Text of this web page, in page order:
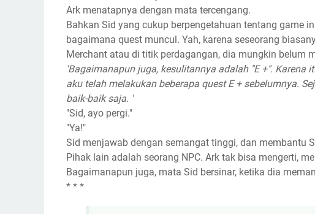
Ark menatapnya dengan mata tercengang.
Bahkan Sid yang cukup berpengetahuan tentang game
bagaimana quest muncul. Yah, karena seseorang
Merchant atau di titik perdagangan, dia mungkin belum
'Bagaimanapun juga, kesulitannya adalah "E +".
aku telah melakukan beberapa quest E + sebelumnya.
baik-baik saja. '
"Sid, ayo pergi."
"Ya!"
Sid menjawab dengan semangat tinggi, dan membantu
Pihak lain adalah seorang NPC. Ark tak bisa mengerti,
Bagaimanapun juga, mata Sid bersinar, ketika dia
* * *